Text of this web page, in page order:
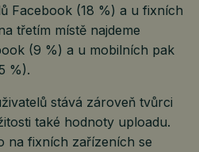
Facebook (18 %) a u fixních
třetím místě najdeme
(9 %) a u mobilních pak
%).
stává zároveň tvůrci
také hodnoty uploadu.
na fixních zařízeních se